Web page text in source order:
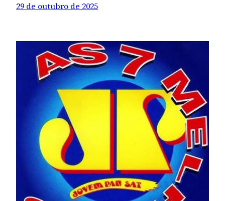
29 de outubro de 2025